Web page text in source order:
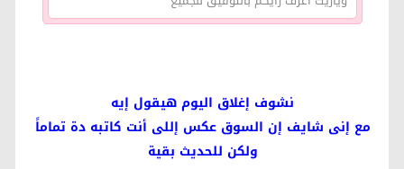
نشوف إغلاق اليوم هيقول إيه
مع إنى شايف إن السوق عكس إللى أنت كاتبه دة تماماً
ولكن للحديث بقية